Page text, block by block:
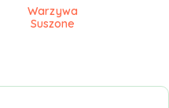
Warzywa
Suszone